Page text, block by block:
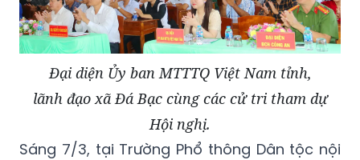
Đại diện Ủy ban MTTTQ Việt Nam tỉnh,
lãnh đạo xã Đá Bạc cùng các cử tri tham dự
Hội nghị.
Sáng 7/3, tại Trường Phổ thông Dân tộc nội